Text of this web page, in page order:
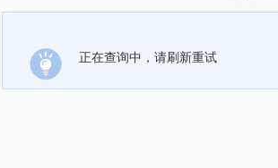
正在查询中，请刷新重试